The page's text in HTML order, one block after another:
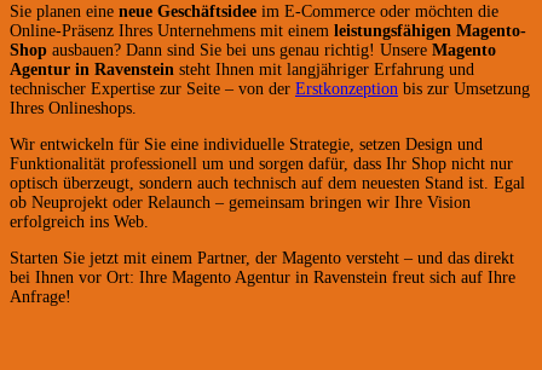
Sie planen eine neue Geschäftsidee im E-Commerce oder möchten die
Online-Präsenz Ihres Unternehmens mit einem leistungsfähigen Magento-
Shop ausbauen? Dann sind Sie bei uns genau richtig! Unsere Magento
Agentur in Ravenstein steht Ihnen mit langjähriger Erfahrung und
technischer Expertise zur Seite – von der Erstkonzeption bis zur Umsetzung
Ihres Onlineshops.
Wir entwickeln für Sie eine individuelle Strategie, setzen Design und
Funktionalität professionell um und sorgen dafür, dass Ihr Shop nicht nur
optisch überzeugt, sondern auch technisch auf dem neuesten Stand ist. Egal
ob Neuprojekt oder Relaunch – gemeinsam bringen wir Ihre Vision
erfolgreich ins Web.
Starten Sie jetzt mit einem Partner, der Magento versteht – und das direkt
bei Ihnen vor Ort: Ihre Magento Agentur in Ravenstein freut sich auf Ihre
Anfrage!